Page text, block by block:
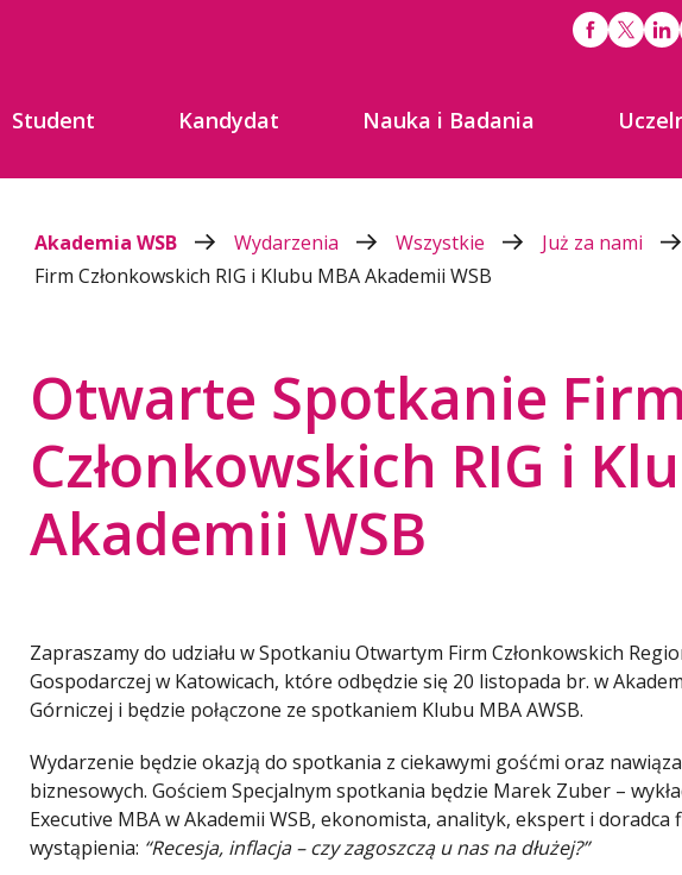
Student Kandydat Nauka i Badania
Akademia WSB Wydarzenia Wszystkie Już za nami
Firm Członkowskich RIG i Klubu MBA Akademii WSB
Otwarte Spotkanie
Członkowskich RIG i
Akademii WSB
Zapraszamy do udziału w Spotkaniu Otwartym Firm Członkowskich
Gospodarczej w Katowicach, które odbędzie się 20 listopada br. w
Górniczej i będzie połączone ze spotkaniem Klubu MBA AWSB.
Wydarzenie będzie okazją do spotkania z ciekawymi gośćmi oraz
biznesowych. Gościem Specjalnym spotkania będzie Marek Zuber –
Executive MBA w Akademii WSB, ekonomista, analityk, ekspert i doradca
wystąpienia: “Recesja, inflacja – czy zagoszczą u nas na dłużej?”